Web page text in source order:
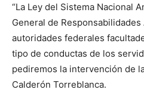
“La Ley del Sistema Nacional
General de
autoridades federales
tipo de conductas de los
pediremos la intervención de
Calderón Torreblanca.